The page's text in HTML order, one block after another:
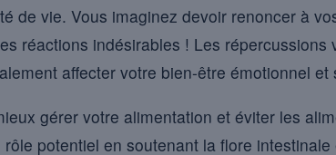
de vie. Vous imaginez devoir renoncer à
réactions indésirables ! Les répercussions
affecter votre bien-être émotionnel et
gérer votre alimentation et éviter les
rôle potentiel en soutenant la flore intestinale